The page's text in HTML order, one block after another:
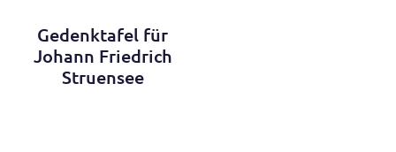
Gedenktafel für
Johann Friedrich
Struensee